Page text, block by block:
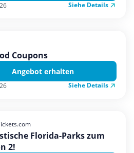
Siehe Details
Coupons
Angebot erhalten
Siehe Details
Florida-Parks zum
2!